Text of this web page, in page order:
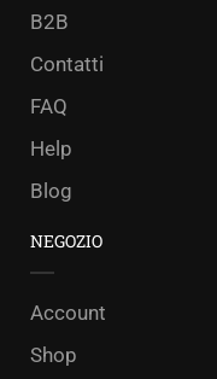
B2B
Contatti
FAQ
Help
Blog
NEGOZIO
Account
Shop